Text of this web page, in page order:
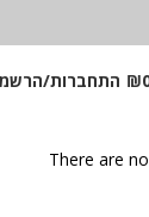
₪ התחברות/
There are